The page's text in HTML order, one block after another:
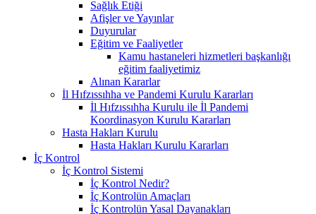
Sağlık Etiği
Afişler ve Yayınlar
Duyurular
Eğitim ve Faaliyetler
Kamu hastaneleri hizmetleri başkanlığı
eğitim faaliyetimiz
Alınan Kararlar
İl Hıfzıssıhha ve Pandemi Kurulu Kararları
İl Hıfzıssıhha Kurulu ile İl Pandemi
Koordinasyon Kurulu Kararları
Hasta Hakları Kurulu
Hasta Hakları Kurulu Kararları
İç Kontrol
İç Kontrol Sistemi
İç Kontrol Nedir?
İç Kontrolün Amaçları
İç Kontrolün Yasal Dayanakları